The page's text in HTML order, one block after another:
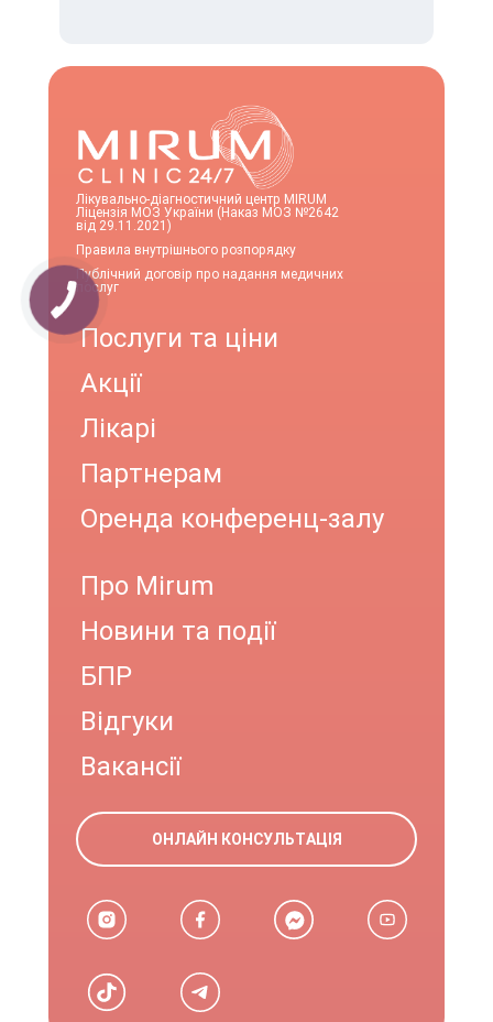
Лікувально-діагностичний центр MIRUM
Ліцензія МОЗ України (Наказ МОЗ №2642
від 29.11.2021)
Правила внутрішнього розпорядку
Публічний договір про надання медичних
послуг
Послуги та ціни
Акції
Лікарі
Партнерам
Оренда конференц-залу
Про Mirum
Новини та події
БПР
Відгуки
Вакансії
ОНЛАЙН КОНСУЛЬТАЦІЯ